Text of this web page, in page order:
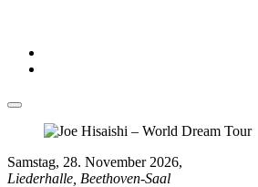
Samstag, 28. November 2026,
Liederhalle, Beethoven-Saal